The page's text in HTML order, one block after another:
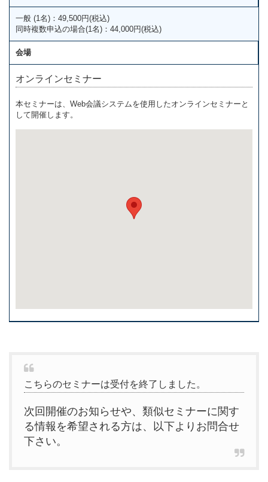
一般 (1名)：49,500円(税込)
同時複数申込の場合(1名)：44,000円(税込)
会場
オンラインセミナー
本セミナーは、Web会議システムを使用したオンラインセミナーと
して開催します。
こちらのセミナーは受付を終了しました。
次回開催のお知らせや、類似セミナーに関す
る情報を希望される方は、以下よりお問合せ
下さい。